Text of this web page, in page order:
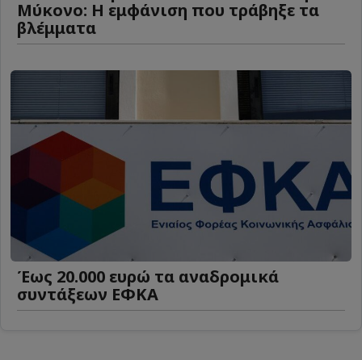
Μύκονο: Η εμφάνιση που τράβηξε τα
βλέμματα
Έως 20.000 ευρώ τα αναδρομικά
συντάξεων ΕΦΚΑ